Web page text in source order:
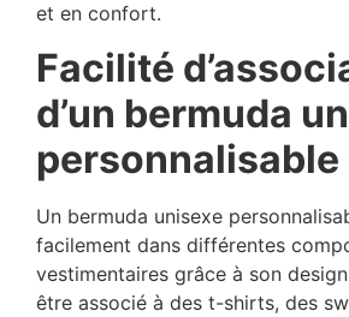
et en confort.
Facilité
d’un bermuda
personnalisable
Un bermuda unisexe
facilement dans différentes
vestimentaires grâce à son
être associé à des t-shirts, des